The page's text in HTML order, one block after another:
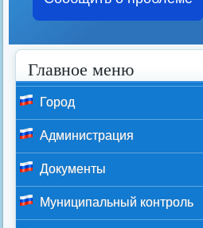
Главное меню
Город
Администрация
Документы
Муниципальный контроль